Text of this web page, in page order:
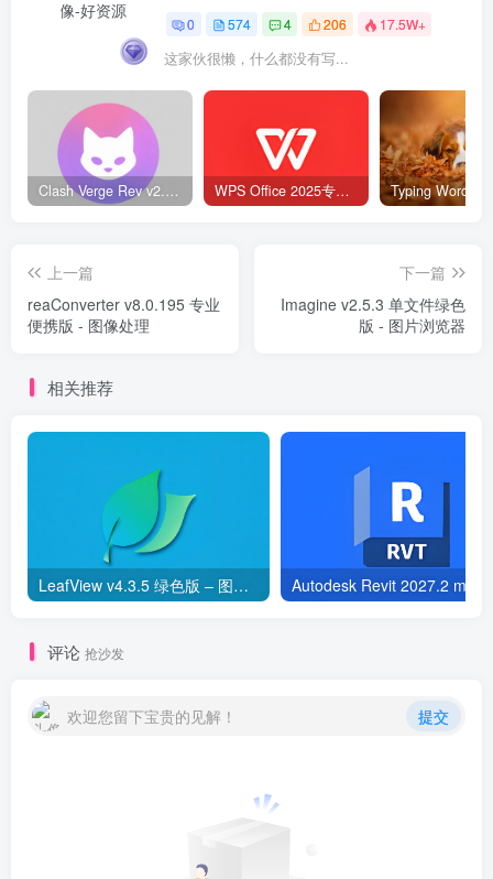
0 574 4 206 17.5W+
这家伙很懒，什么都没有写...
Clash Verge Rev v2.5.2 – 网络代理工具 WPS Office 2025专业版 v12.1.0.23542 v2 永久激活版
上一篇
reaConverter v8.0.195 专业
便携版 - 图像处理
下一篇
Imagine v2.5.3 单文件绿色
版 - 图片浏览器
相关推荐
LeafView v4.3.5 绿色版 – 图片浏览器
评论 抢沙发
欢迎您留下宝贵的见解！ 提交